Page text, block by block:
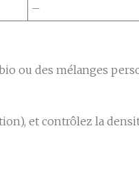
–
ou des mélanges
et contrôlez la